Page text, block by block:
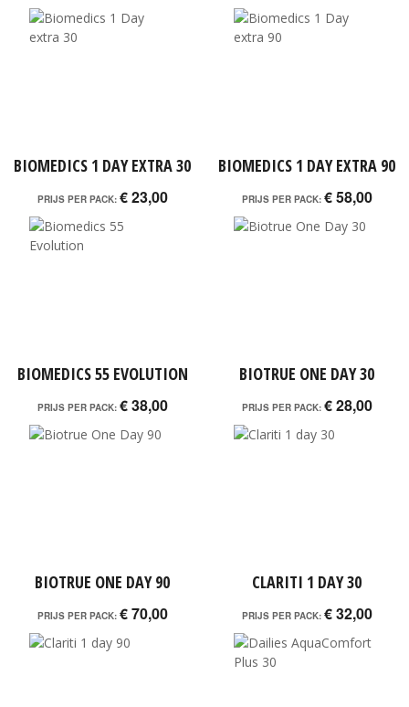
BIOMEDICS 1 DAY EXTRA 30
PRIJS PER PACK: € 23,00
BIOMEDICS 1 DAY EXTRA 90
PRIJS PER PACK: € 58,00
BIOMEDICS 55 EVOLUTION
PRIJS PER PACK: € 38,00
BIOTRUE ONE DAY 30
PRIJS PER PACK: € 28,00
BIOTRUE ONE DAY 90
PRIJS PER PACK: € 70,00
CLARITI 1 DAY 30
PRIJS PER PACK: € 32,00